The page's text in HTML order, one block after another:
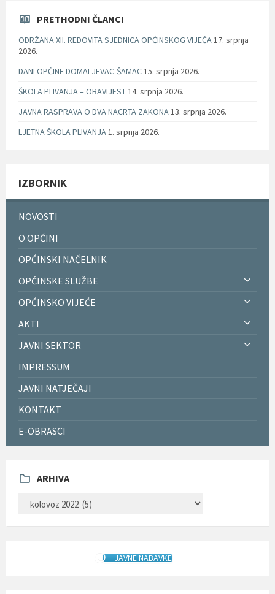
PRETHODNI ČLANCI
ODRŽANA XII. REDOVITA SJEDNICA OPĆINSKOG VIJEĆA17. srpnja
2026.
DANI OPĆINE DOMALJEVAC-ŠAMAC15. srpnja 2026.
ŠKOLA PLIVANJA – OBAVIJEST14. srpnja 2026.
JAVNA RASPRAVA O DVA NACRTA ZAKONA13. srpnja 2026.
LJETNA ŠKOLA PLIVANJA1. srpnja 2026.
IZBORNIK
NOVOSTI
O OPĆINI
OPĆINSKI NAČELNIK
OPĆINSKE SLUŽBE
OPĆINSKO VIJEĆE
AKTI
JAVNI SEKTOR
IMPRESSUM
JAVNI NATJEČAJI
KONTAKT
E-OBRASCI
ARHIVA
JAVNE NABAVKE